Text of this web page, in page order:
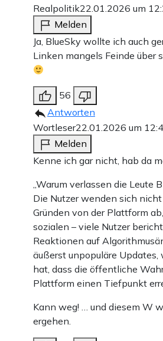
Realpolitik22.01.2026 um
Melden
Ja, BlueSky wollte ich auch
Linken mangels Feinde über
56
Antworten
Wortleser22.01.2026 um
Melden
Kenne ich gar nicht, hab da
„Warum verlassen die Leute
Die Nutzer wenden sich
Gründen von der Plattform
sozialen – viele Nutzer
Reaktionen auf
äußerst unpopuläre Updates,
hat, dass die öffentliche
Plattform einen Tiefpunkt
Kann weg! … und diesem W
ergehen.